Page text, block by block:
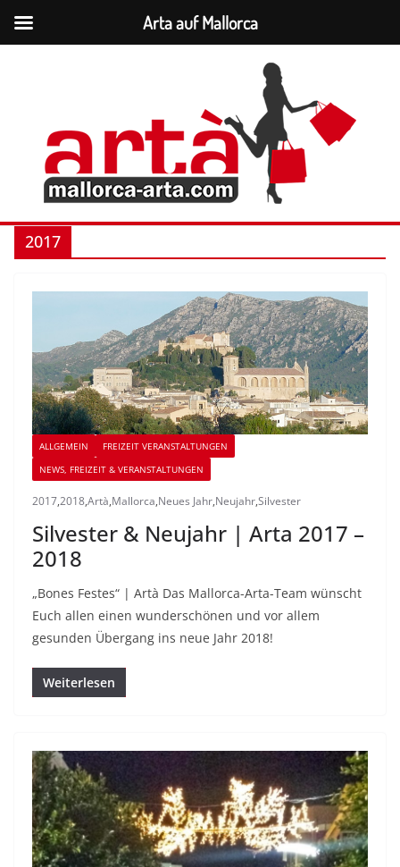
2017
ALLGEMEIN
FREIZEIT VERANSTALTUNGEN
NEWS, FREIZEIT & VERANSTALTUNGEN
2017,2018,Artà,Mallorca,Neues Jahr,Neujahr,Silvester
Silvester & Neujahr | Arta 2017 –
2018
„Bones Festes“ | Artà Das Mallorca-Arta-Team wünscht
Euch allen einen wunderschönen und vor allem
gesunden Übergang ins neue Jahr 2018!
Weiterlesen
Arta auf Mallorca